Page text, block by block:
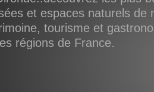
et espaces naturels de
tourisme et
régions de France.